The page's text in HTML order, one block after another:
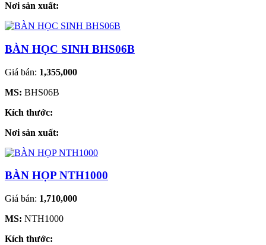
Nơi sản xuất:
BÀN HỌC SINH BHS06B
Giá bán: 1,355,000
MS: BHS06B
Kích thước:
Nơi sản xuất:
BÀN HỌP NTH1000
Giá bán: 1,710,000
MS: NTH1000
Kích thước: